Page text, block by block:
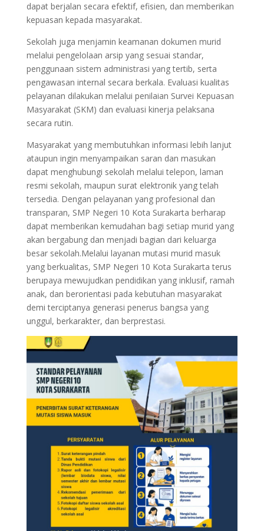
dapat berjalan secara efektif, efisien, dan memberikan
kepuasan kepada masyarakat.
Sekolah juga menjamin keamanan dokumen murid
melalui pengelolaan arsip yang sesuai standar,
penggunaan sistem administrasi yang tertib, serta
pengawasan internal secara berkala. Evaluasi kualitas
pelayanan dilakukan melalui penilaian Survei Kepuasan
Masyarakat (SKM) dan evaluasi kinerja pelaksana
secara rutin.
Masyarakat yang membutuhkan informasi lebih lanjut
ataupun ingin menyampaikan saran dan masukan
dapat menghubungi sekolah melalui telepon, laman
resmi sekolah, maupun surat elektronik yang telah
tersedia. Dengan pelayanan yang profesional dan
transparan, SMP Negeri 10 Kota Surakarta berharap
dapat memberikan kemudahan bagi setiap murid yang
akan bergabung dan menjadi bagian dari keluarga
besar sekolah.Melalui layanan mutasi murid masuk
yang berkualitas, SMP Negeri 10 Kota Surakarta terus
berupaya mewujudkan pendidikan yang inklusif, ramah
anak, dan berorientasi pada kebutuhan masyarakat
demi terciptanya generasi penerus bangsa yang
unggul, berkarakter, dan berprestasi.